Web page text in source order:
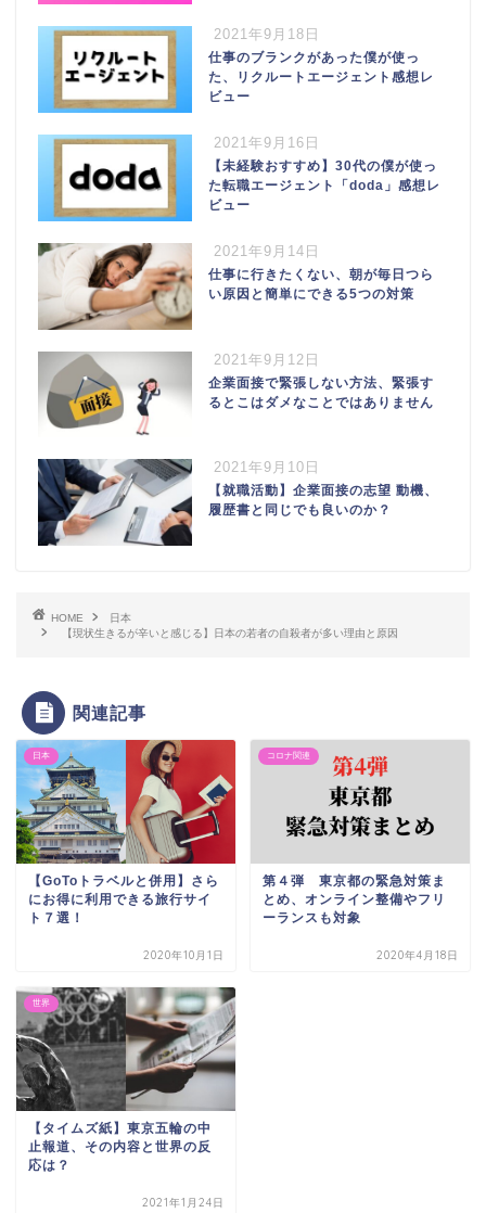
2021年9月18日
仕事のブランクがあった僕が使っ
た、リクルートエージェント感想レ
ビュー
2021年9月16日
【未経験おすすめ】30代の僕が使っ
た転職エージェント「doda」感想レ
ビュー
2021年9月14日
仕事に行きたくない、朝が毎日つら
い原因と簡単にできる5つの対策
2021年9月12日
企業面接で緊張しない方法、緊張す
るとこはダメなことではありません
2021年9月10日
【就職活動】企業面接の志望 動機、
履歴書と同じでも良いのか？
HOME
日本
【現状生きるが辛いと感じる】日本の若者の自殺者が多い理由と原因
関連記事
日本
【GoToトラベルと併用】さら
にお得に利用できる旅行サイ
ト７選！
2020年10月1日
コロナ関連
第４弾 東京都の緊急対策ま
とめ、オンライン整備やフリ
ーランスも対象
2020年4月18日
世界
【タイムズ紙】東京五輪の中
止報道、その内容と世界の反
応は？
2021年1月24日